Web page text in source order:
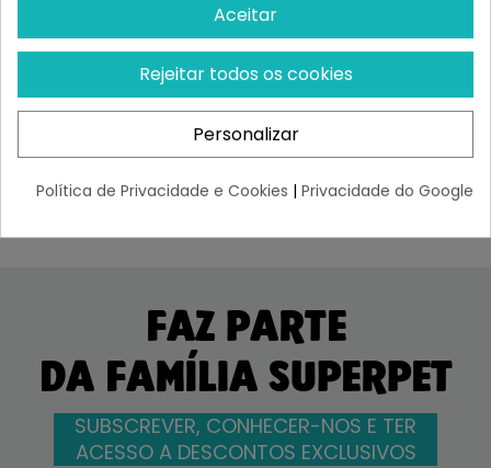
Lenda Óleo De Sardinha
¡Últimas produtos!
12,30 € 10,49 € - 15%
Vittalogy Aceite De
Salmón Para Perros Y
¡Últimas produtos!
18,95 €
FAZ PARTE
DA FAMÍLIA SUPERPET
SUBSCREVER, CONHECER-NOS E TER
ACESSO A DESCONTOS EXCLUSIVOS
Aceitar
Rejeitar todos os cookies
Personalizar
Política de Privacidade e Cookies | Privacidade do Google